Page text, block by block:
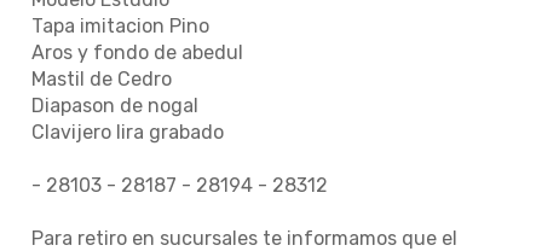
Tapa imitacion Pino
Aros y fondo de abedul
Mastil de Cedro
Diapason de nogal
Clavijero lira grabado
- 28103 - 28187 - 28194 - 28312
Para retiro en sucursales te informamos que el